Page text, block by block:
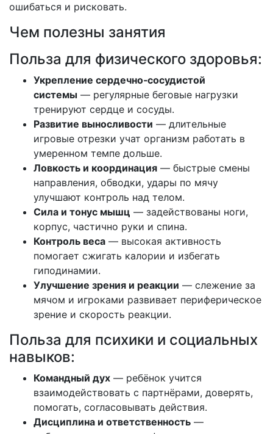
ошибаться и рисковать.
Чем полезны занятия
Польза для физического здоровья:
Укрепление сердечно‑сосудистой
системы — регулярные беговые нагрузки
тренируют сердце и сосуды.
Развитие выносливости — длительные
игровые отрезки учат организм работать в
умеренном темпе дольше.
Ловкость и координация — быстрые смены
направления, обводки, удары по мячу
улучшают контроль над телом.
Сила и тонус мышц — задействованы ноги,
корпус, частично руки и спина.
Контроль веса — высокая активность
помогает сжигать калории и избегать
гиподинамии.
Улучшение зрения и реакции — слежение за
мячом и игроками развивает периферическое
зрение и скорость реакции.
Польза для психики и социальных
навыков:
Командный дух — ребёнок учится
взаимодействовать с партнёрами, доверять,
помогать, согласовывать действия.
Дисциплина и ответственность —